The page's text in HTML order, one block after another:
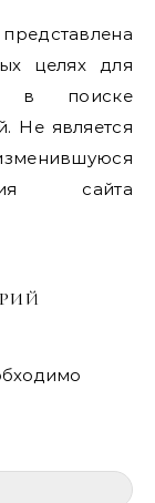
целях для
в поиске
Не является
сайта